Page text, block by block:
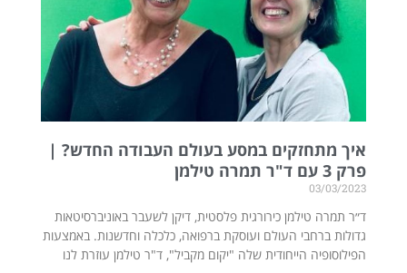
איך מתחזקים במסע בעולם העבודה החדש? |
פרק 3 עם ד"ר תמרה טילמן
03/03/2023
ד״ר תמרה טילמן כירורגית פלסטית, דיקן לשעבר באוניברסיטאות
גדולות ברחבי העולם ועוסקת ברפואה, כלכלה וחדשנות. באמצעות
הפילוסופיה הייחודית שלה "יקום מקביל", ד"ר טילמן עוזרת לנו